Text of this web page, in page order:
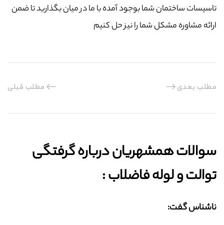
تاسیسات ساختمان شما بوجود آمده با ما در میان بگذارید تا ضمن
ارائه مشاوره مشکل شما را نیز حل کنیم
مطلب قبلی مطلب بعدی
سوالات همشهریان درباره گرفتگی
توالت و لوله فاضلاب :‌
ناشناس گفت: